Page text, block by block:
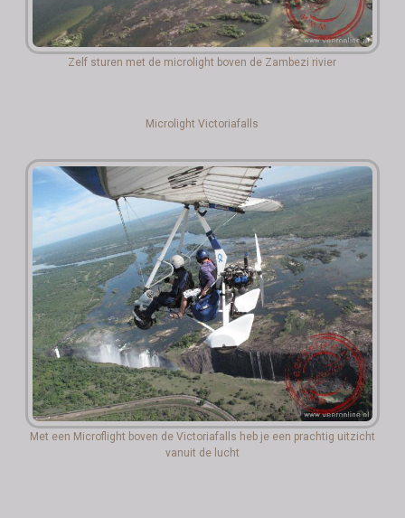
Zelf sturen met de microlight boven de Zambezi rivier
Microlight Victoriafalls
Met een Microflight boven de Victoriafalls heb je een prachtig uitzicht
vanuit de lucht